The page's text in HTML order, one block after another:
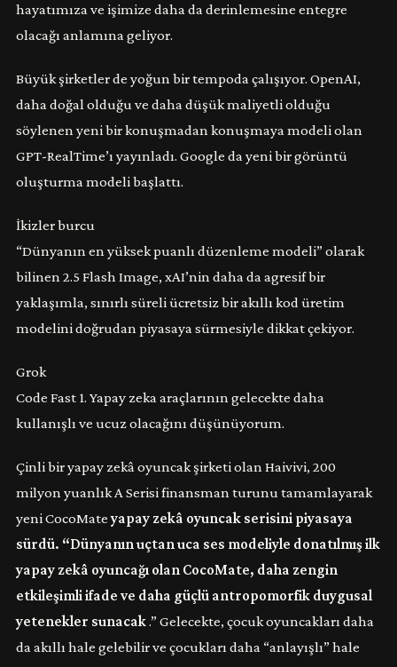
hayatımıza ve işimize daha da derinlemesine entegre
olacağı anlamına geliyor.
Büyük şirketler de yoğun bir tempoda çalışıyor. OpenAI,
daha doğal olduğu ve daha düşük maliyetli olduğu
söylenen yeni bir konuşmadan konuşmaya modeli olan
GPT-RealTime’ı yayınladı. Google da yeni bir görüntü
oluşturma modeli başlattı.
İkizler burcu
“Dünyanın en yüksek puanlı düzenleme modeli” olarak
bilinen 2.5 Flash Image, xAI’nin daha da agresif bir
yaklaşımla, sınırlı süreli ücretsiz bir akıllı kod üretim
modelini doğrudan piyasaya sürmesiyle dikkat çekiyor.
Grok
Code Fast 1. Yapay zeka araçlarının gelecekte daha
kullanışlı ve ucuz olacağını düşünüyorum.
Çinli bir yapay zekâ oyuncak şirketi olan Haivivi, 200
milyon yuanlık A Serisi finansman turunu tamamlayarak
yeni CocoMateyapay zekâ oyuncak serisini piyasaya
sürdü. “Dünyanın uçtan uca ses modeliyle donatılmış ilk
yapay zekâ oyuncağı olan CocoMate, daha zengin
etkileşimli ifade ve daha güçlü antropomorfik duygusal
yetenekler sunacak.” Gelecekte, çocuk oyuncakları daha
da akıllı hale gelebilir ve çocukları daha “anlayışlı” hale